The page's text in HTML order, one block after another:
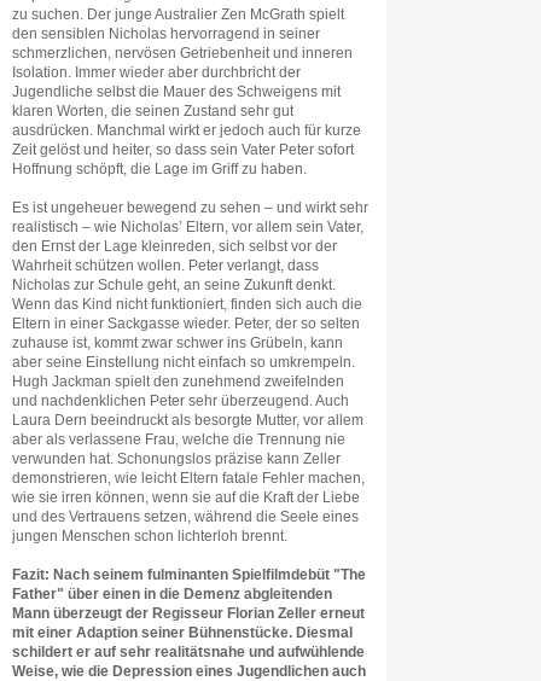
zu suchen. Der junge Australier Zen McGrath spielt
den sensiblen Nicholas hervorragend in seiner
schmerzlichen, nervösen Getriebenheit und inneren
Isolation. Immer wieder aber durchbricht der
Jugendliche selbst die Mauer des Schweigens mit
klaren Worten, die seinen Zustand sehr gut
ausdrücken. Manchmal wirkt er jedoch auch für kurze
Zeit gelöst und heiter, so dass sein Vater Peter sofort
Hoffnung schöpft, die Lage im Griff zu haben.
Es ist ungeheuer bewegend zu sehen – und wirkt sehr
realistisch – wie Nicholas’ Eltern, vor allem sein Vater,
den Ernst der Lage kleinreden, sich selbst vor der
Wahrheit schützen wollen. Peter verlangt, dass
Nicholas zur Schule geht, an seine Zukunft denkt.
Wenn das Kind nicht funktioniert, finden sich auch die
Eltern in einer Sackgasse wieder. Peter, der so selten
zuhause ist, kommt zwar schwer ins Grübeln, kann
aber seine Einstellung nicht einfach so umkrempeln.
Hugh Jackman spielt den zunehmend zweifelnden
und nachdenklichen Peter sehr überzeugend. Auch
Laura Dern beeindruckt als besorgte Mutter, vor allem
aber als verlassene Frau, welche die Trennung nie
verwunden hat. Schonungslos präzise kann Zeller
demonstrieren, wie leicht Eltern fatale Fehler machen,
wie sie irren können, wenn sie auf die Kraft der Liebe
und des Vertrauens setzen, während die Seele eines
jungen Menschen schon lichterloh brennt.
Fazit: Nach seinem fulminanten Spielfilmdebüt "The
Father" über einen in die Demenz abgleitenden
Mann überzeugt der Regisseur Florian Zeller erneut
mit einer Adaption seiner Bühnenstücke. Diesmal
schildert er auf sehr realitätsnahe und aufwühlende
Weise, wie die Depression eines Jugendlichen auch